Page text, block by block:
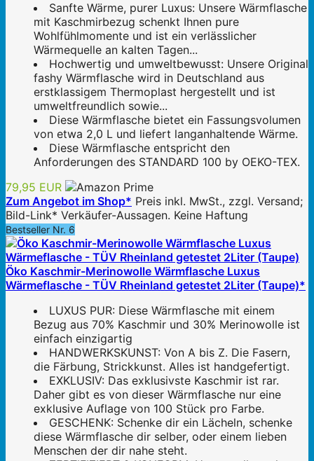
Sanfte Wärme, purer Luxus: Unsere Wärmflasche
mit Kaschmirbezug schenkt Ihnen pure
Wohlfühlmomente und ist ein verlässlicher
Wärmequelle an kalten Tagen...
Hochwertig und umweltbewusst: Unsere Original
fashy Wärmflasche wird in Deutschland aus
erstklassigem Thermoplast hergestellt und ist
umweltfreundlich sowie...
Diese Wärmflasche bietet ein Fassungsvolumen
von etwa 2,0 L und liefert langanhaltende Wärme.
Diese Wärmflasche entspricht den
Anforderungen des STANDARD 100 by OEKO-TEX.
79,95 EUR
Zum Angebot im Shop* Preis inkl. MwSt., zzgl. Versand;
Bild-Link* Verkäufer-Aussagen. Keine Haftung
Bestseller Nr. 6
Öko Kaschmir-Merinowolle Wärmflasche Luxus
Wärmeflasche - TÜV Rheinland getestet 2Liter (Taupe)*
LUXUS PUR: Diese Wärmflasche mit einem
Bezug aus 70% Kaschmir und 30% Merinowolle ist
einfach einzigartig
HANDWERKSKUNST: Von A bis Z. Die Fasern,
die Färbung, Strickkunst. Alles ist handgefertigt.
EXKLUSIV: Das exklusivste Kaschmir ist rar.
Daher gibt es von dieser Wärmflasche nur eine
exklusive Auflage von 100 Stück pro Farbe.
GESCHENK: Schenke dir ein Lächeln, schenke
diese Wärmflasche dir selber, oder einem lieben
Menschen der dir nahe steht.